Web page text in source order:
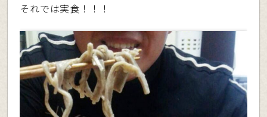
それでは実食！！！